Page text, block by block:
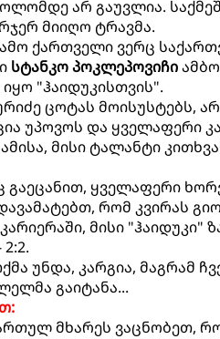
არ გაუვლია.
მიიღო ტრავმა.
ქართველი ვერც
სტანკო პოკლეპოვიჩი
"ჰაიდუკისთვის".
ცოტას მოისუსტებს,
უპოვოს და ყველაფერი
მისი ტალანტი
გაეცანით, ყველაფერი
რომ კვირას
მისი "ჰაიდუკი"
უნდა, კარგია, მაგრამ
გაიტანა...
მხარეს ვაცნობეთ,